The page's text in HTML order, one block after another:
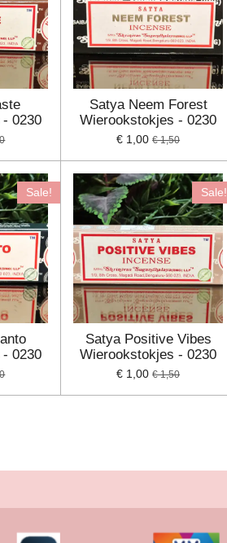
0230
Satya Neem Forest
Wierookstokjes - 0230
€ 1,00 € 1,50
Sale!
0230
Sale!
Satya Positive Vibes
Wierookstokjes - 0230
€ 1,00 € 1,50